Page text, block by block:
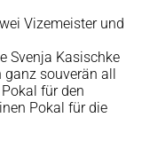
Vizemeister und
Svenja Kasischke
souverän all
für den
Pokal für die